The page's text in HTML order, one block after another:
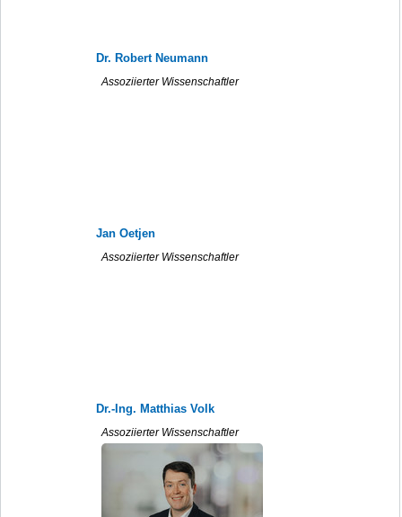
Dr. Robert Neumann
Assoziierter Wissenschaftler
Jan Oetjen
Assoziierter Wissenschaftler
Dr.-Ing. Matthias Volk
Assoziierter Wissenschaftler